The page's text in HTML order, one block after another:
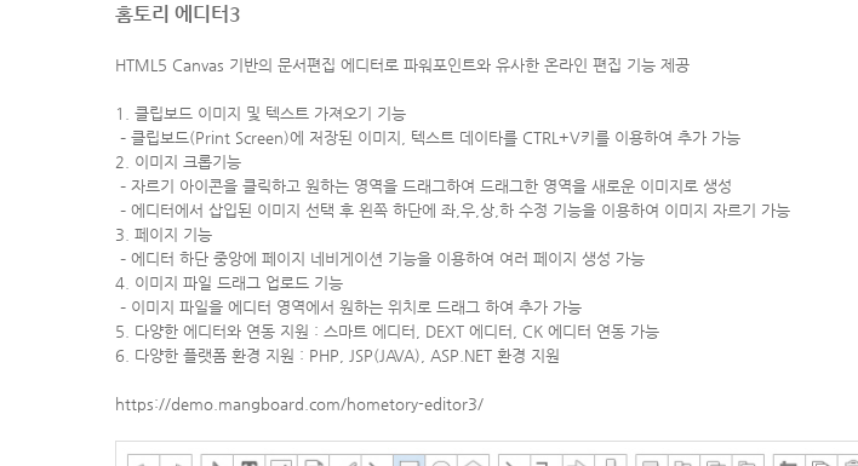
홈토리 에디터3
HTML5 Canvas 기반의 문서편집 에디터로 파워포인트와 유사한 온라인 편집 기능 제공
1. 클립보드 이미지 및 텍스트 가져오기 기능
– 클립보드(Print Screen)에 저장된 이미지, 텍스트 데이타를 CTRL+V키를 이용하여 추가 가능
2. 이미지 크롭기능
– 자르기 아이콘을 클릭하고 원하는 영역을 드래그하여 드래그한 영역을 새로운 이미지로 생성
– 에디터에서 삽입된 이미지 선택 후 왼쪽 하단에 좌,우,상,하 수정 기능을 이용하여 이미지 자르기 가능
3. 페이지 기능
– 에디터 하단 중앙에 페이지 네비게이션 기능을 이용하여 여러 페이지 생성 가능
4. 이미지 파일 드래그 업로드 기능
– 이미지 파일을 에디터 영역에서 원하는 위치로 드래그 하여 추가 가능
5. 다양한 에디터와 연동 지원 : 스마트 에디터, DEXT 에디터, CK 에디터 연동 가능
6. 다양한 플랫폼 환경 지원 : PHP, JSP(JAVA), ASP.NET 환경 지원
https://demo.mangboard.com/hometory-editor3/